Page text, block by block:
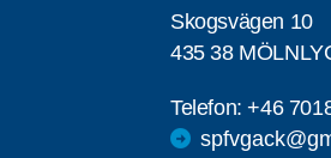
Skogsvägen 10
435 38
Telefon:+46